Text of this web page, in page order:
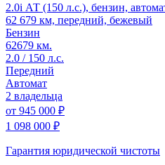
2.0i АТ (150 л.с.), бензин,
62 679 км, передний, бежевый
Бензин
62679 км.
2.0 / 150 л.с.
Передний
Автомат
2 владельца
от 945 000 ₽
1 098 000 ₽
Гарантия юридической чистоты